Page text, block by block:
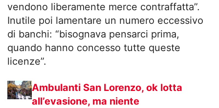
vendono liberamente merce contraffatta”.
Inutile poi lamentare un numero eccessivo
di banchi: “bisognava pensarci prima,
quando hanno concesso tutte queste
licenze”.
Ambulanti San Lorenzo, ok lotta
all’evasione, ma niente